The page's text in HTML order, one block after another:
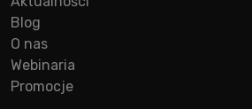
Blog
O nas
Webinaria
Promocje